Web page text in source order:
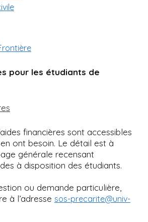
pour les étudiants de
financières sont accessibles
ont besoin. Le détail est à
générale recensant
à disposition des étudiants.
ou demande particulière,
à l’adresse sos-precarite@univ-